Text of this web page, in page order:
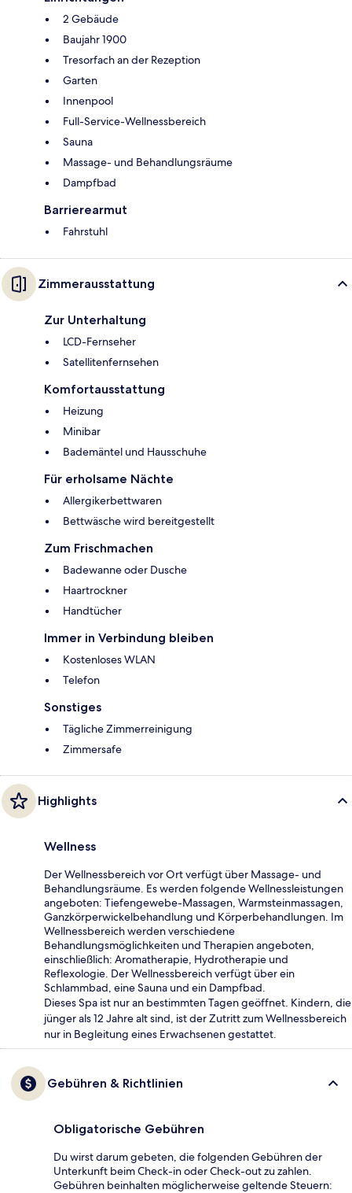
2 Gebäude
Baujahr 1900
Tresorfach an der Rezeption
Garten
Innenpool
Full-Service-Wellnessbereich
Sauna
Massage- und Behandlungsräume
Dampfbad
Barrierearmut
Fahrstuhl
Zimmerausstattung
Zur Unterhaltung
LCD-Fernseher
Satellitenfernsehen
Komfortausstattung
Heizung
Minibar
Bademäntel und Hausschuhe
Für erholsame Nächte
Allergikerbettwaren
Bettwäsche wird bereitgestellt
Zum Frischmachen
Badewanne oder Dusche
Haartrockner
Handtücher
Immer in Verbindung bleiben
Kostenloses WLAN
Telefon
Sonstiges
Tägliche Zimmerreinigung
Zimmersafe
Highlights
Wellness
Der Wellnessbereich vor Ort verfügt über Massage- und
Behandlungsräume. Es werden folgende Wellnessleistungen
angeboten: Tiefengewebe-Massagen, Warmsteinmassagen,
Ganzkörperwickelbehandlung und Körperbehandlungen. Im
Wellnessbereich werden verschiedene
Behandlungsmöglichkeiten und Therapien angeboten,
einschließlich: Aromatherapie, Hydrotherapie und
Reflexologie. Der Wellnessbereich verfügt über ein
Schlammbad, eine Sauna und ein Dampfbad.
Dieses Spa ist nur an bestimmten Tagen geöffnet. Kindern, die
jünger als 12 Jahre alt sind, ist der Zutritt zum Wellnessbereich
nur in Begleitung eines Erwachsenen gestattet.
Gebühren & Richtlinien
Obligatorische Gebühren
Du wirst darum gebeten, die folgenden Gebühren der
Unterkunft beim Check-in oder Check-out zu zahlen.
Gebühren beinhalten möglicherweise geltende Steuern: